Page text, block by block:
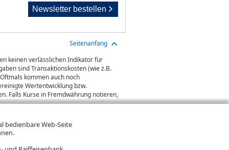
bedienbare Web-Seite
Newsletter bestellen
Seitenanfang
keinen verlässlichen Indikator für
sind Transaktionskosten (wie z.B.
kommen auch noch
Wertentwicklung bzw.
Falls Kurse in Fremdwährung notieren,